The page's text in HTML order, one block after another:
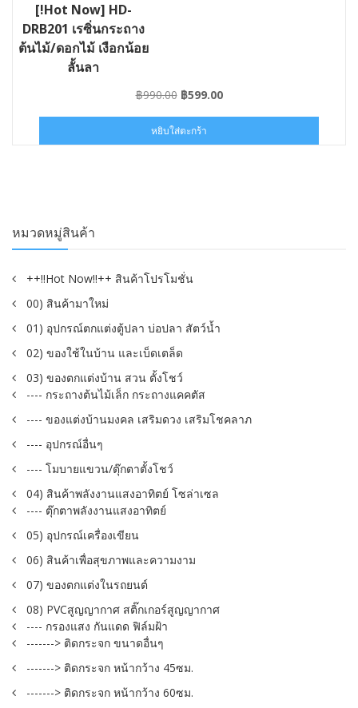
[!Hot Now] HD-
DRB201 เรซิ่นกระถาง
ต้นไม้/ดอกไม้ เงือกน้อย
ลั้นลา
฿990.00 Original
was:
฿990.00.
฿599.00Current
฿599.00.
หยิบใส่ตะกร้า
หมวดหมู่สินค้า
++!!Hot Now!!++ สินค้าโปรโมชั่น
00) สินค้ามาใหม่
01) อุปกรณ์ตกแต่งตู้ปลา บ่อปลา สัตว์น้ำ
02) ของใช้ในบ้าน และเบ็ดเตล็ด
03) ของตกแต่งบ้าน สวน ตั้งโชว์
---- กระถางต้นไม้เล็ก กระถางแคคตัส
---- ของแต่งบ้านมงคล เสริมดวง เสริมโชคลาภ
---- อุปกรณ์อื่นๆ
---- โมบายแขวน/ตุ๊กตาตั้งโชว์
04) สินค้าพลังงานแสงอาทิตย์ โซล่าเซล
---- ตุ๊กตาพลังงานแสงอาทิตย์
05) อุปกรณ์เครื่องเขียน
06) สินค้าเพื่อสุขภาพและความงาม
07) ของตกแต่งในรถยนต์
08) PVCสูญญากาศ สติ๊กเกอร์สูญญากาศ
---- กรองแสง กันแดด ฟิล์มฝ้า
-------> ติดกระจก ขนาดอื่นๆ
-------> ติดกระจก หน้ากว้าง 45ซม.
-------> ติดกระจก หน้ากว้าง 60ซม.